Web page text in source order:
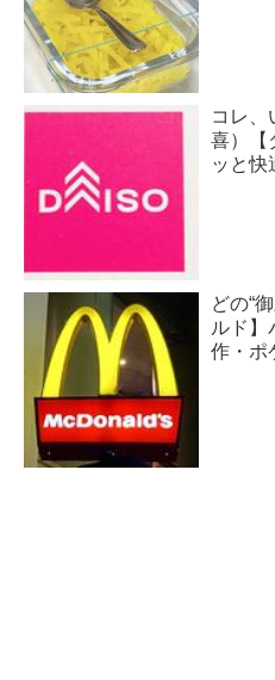
コレ、
喜）【
ッと快
どの“
ルド】
作・ポ